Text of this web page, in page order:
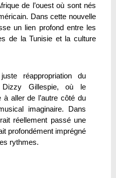
de l’ouest où sont nés
Dans cette nouvelle
un lien profond entre les
de la Tunisie et la culture
réappropriation du
Gillespie, où le
aller de l’autre côté du
imaginaire. Dans
réellement passé une
profondément imprégné
rythmes.